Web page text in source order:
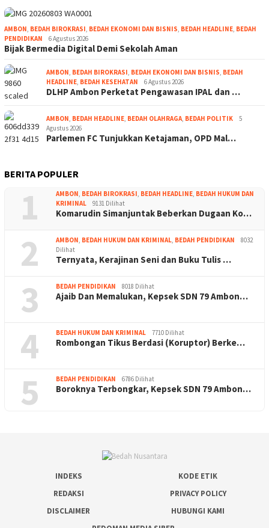
AMBON, BEDAH BIROKRASI, BEDAH EKONOMI DAN BISNIS, BEDAH HEADLINE, BEDAH
PENDIDIKAN
6 Agustus 2026
Bijak Bermedia Digital Demi Sekolah Aman
AMBON, BEDAH BIROKRASI, BEDAH EKONOMI DAN BISNIS, BEDAH
HEADLINE, BEDAH KESEHATAN 6 Agustus 2026
DLHP Ambon Perketat Pengawasan IPAL dan …
AMBON, BEDAH HEADLINE, BEDAH OLAHRAGA, BEDAH POLITIK
5
Agustus 2026
Parlemen FC Tunjukkan Ketajaman, OPD Mal…
BERITA POPULER
1 AMBON, BEDAH BIROKRASI, BEDAH HEADLINE, BEDAH HUKUM DAN
KRIMINAL
9131 Dilihat
Komarudin Simanjuntak Beberkan Dugaan Ko…
2 AMBON, BEDAH HUKUM DAN KRIMINAL, BEDAH PENDIDIKAN
8032
Dilihat
Ternyata, Kerajinan Seni dan Buku Tulis …
3 BEDAH PENDIDIKAN 8018 Dilihat
Ajaib Dan Memalukan, Kepsek SDN 79 Ambon…
4 BEDAH HUKUM DAN KRIMINAL 7710 Dilihat
Rombongan Tikus Berdasi (Koruptor) Berke…
5 BEDAH PENDIDIKAN 6786 Dilihat
Boroknya Terbongkar, Kepsek SDN 79 Ambon…
INDEKS
KODE ETIK
REDAKSI
PRIVACY POLICY
DISCLAIMER
HUBUNGI KAMI